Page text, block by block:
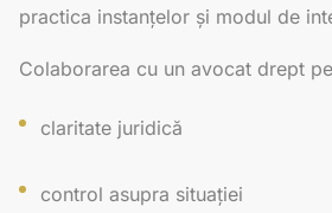
practica instanțelor și modul de
Colaborarea cu un avocat drept
claritate juridică
control asupra situației